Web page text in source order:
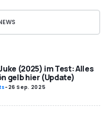
(2025) im Test: Alles
gelb hier (Update)
- 26 Sep. 2025